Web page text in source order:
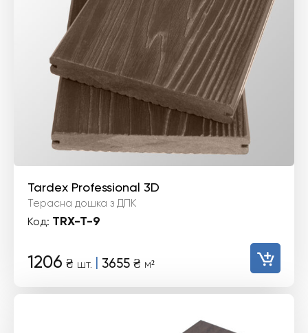
Tardex Professional 3D
Терасна дошка з ДПК
Код: TRX-T-9
1206 ₴ шт. | 3655 ₴ м²